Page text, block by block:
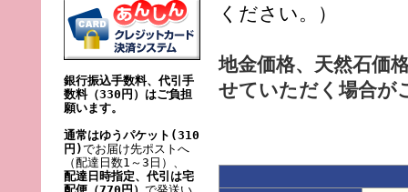
銀行振込手数料、代引手
数料（330円）はご負担
願います。
通常はゆうパケット(310
円)でお届け先ポストへ
（配達日数1～3日）、
配達日時指定、代引は宅
ください。）
地金価格、天然石価
せていただく場合が